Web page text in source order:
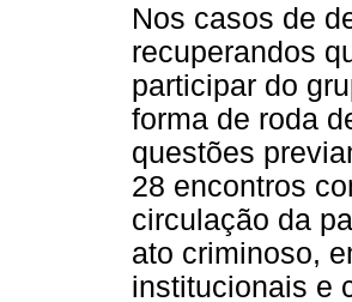
Nos casos de
recuperandos
participar do
forma de roda
questões
28 encontros
circulação da
ato criminoso,
institucionais e